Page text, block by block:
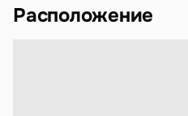
Расположение